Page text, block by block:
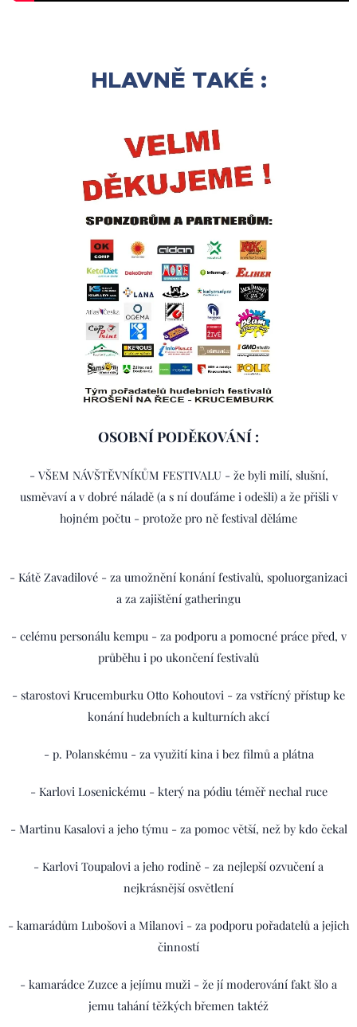
HLAVNĚ TAKÉ :
OSOBNÍ PODĚKOVÁNÍ :
- VŠEM NÁVŠTĚVNÍKŮM FESTIVALU - že byli milí, slušní,
usměvaví a v dobré náladě (a s ní doufáme i odešli) a že přišli v
hojném počtu - protože pro ně festival děláme
- Kátě Zavadilové - za umožnění konání festivalů, spoluorganizaci
a za zajištění gatheringu
- celému personálu kempu - za podporu a pomocné práce před, v
průběhu i po ukončení festivalů
- starostovi Krucemburku Otto Kohoutovi - za vstřícný přístup ke
konání hudebních a kulturních akcí
- p. Polanskému - za využití kina i bez filmů a plátna
- Karlovi Losenickému - který na pódiu téměř nechal ruce
- Martinu Kasalovi a jeho týmu - za pomoc větší, než by kdo čekal
- Karlovi Toupalovi a jeho rodině - za nejlepší ozvučení a
nejkrásnější osvětlení
- kamarádům Lubošovi a Milanovi - za podporu pořadatelů a jejich
činností
- kamarádce Zuzce a jejímu muži - že jí moderování fakt šlo a
jemu tahání těžkých břemen taktéž